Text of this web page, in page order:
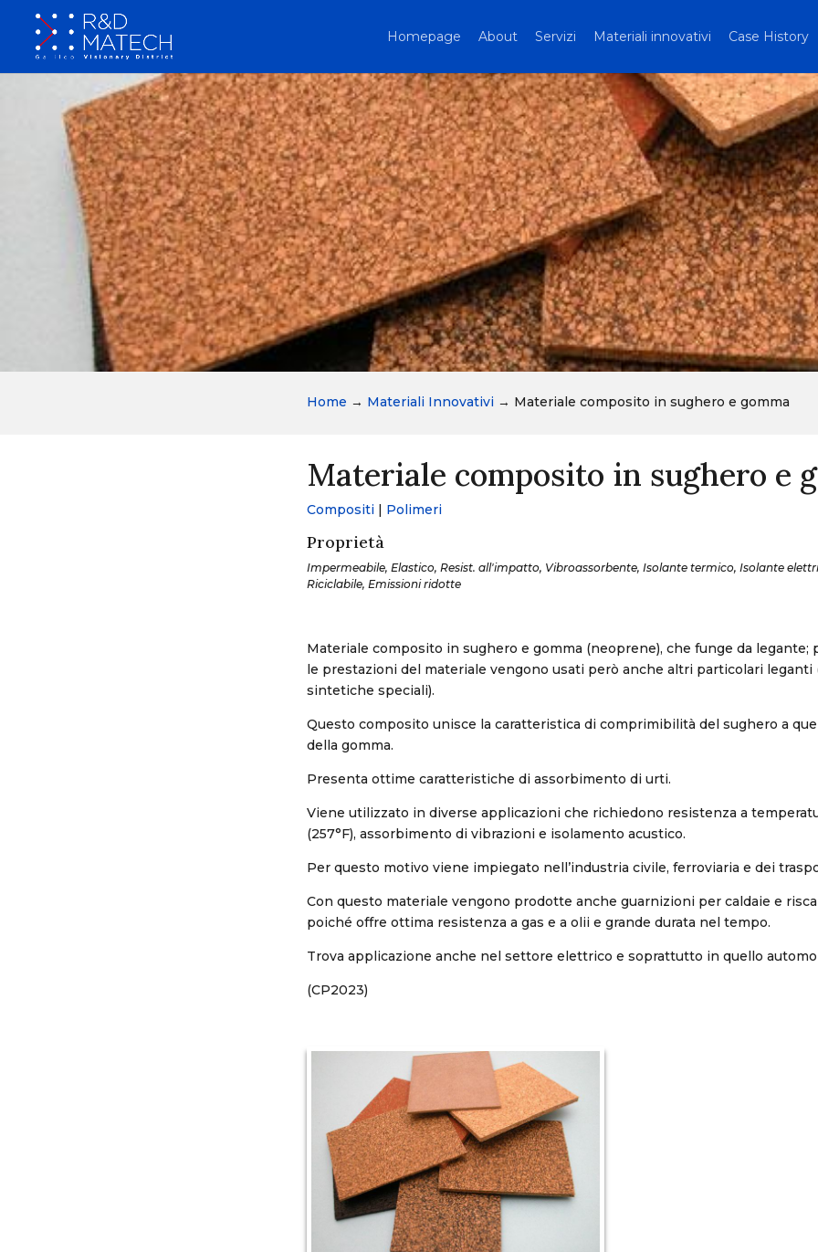
Homepage About Servizi Materiali innovativi Case History
Home → Materiali Innovativi → Materiale composito in sughero e gomma
Materiale composito in sughero e
Compositi | Polimeri
Proprietà
Impermeabile, Elastico, Resist. all'impatto, Vibroassorbente, Isolante termico, Isolante
Riciclabile, Emissioni ridotte
Materiale composito in sughero e gomma (neoprene), che funge da legante;
le prestazioni del materiale vengono usati però anche altri particolari leganti
sintetiche speciali).
Questo composito unisce la caratteristica di comprimibilità del sughero a
della gomma.
Presenta ottime caratteristiche di assorbimento di urti.
Viene utilizzato in diverse applicazioni che richiedono resistenza a
(257°F), assorbimento di vibrazioni e isolamento acustico.
Per questo motivo viene impiegato nell’industria civile, ferroviaria e dei
Con questo materiale vengono prodotte anche guarnizioni per caldaie e
poiché offre ottima resistenza a gas e a olii e grande durata nel tempo.
Trova applicazione anche nel settore elettrico e soprattutto in quello
(CP2023)